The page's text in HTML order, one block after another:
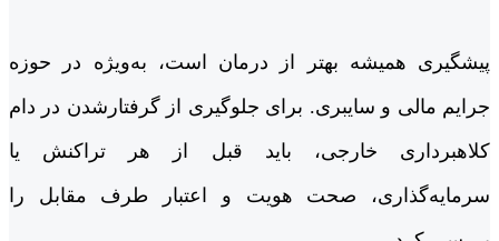
پیشگیری همیشه بهتر از درمان است، به‌ویژه در حوزه
جرایم مالی و سایبری. برای جلوگیری از گرفتارشدن در دام
کلاهبرداری خارجی، باید قبل از هر تراکنش یا
سرمایه‌گذاری، صحت هویت و اعتبار طرف مقابل را